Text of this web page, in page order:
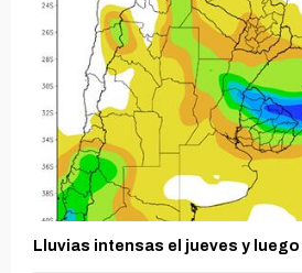
Lluvias intensas el jueves y